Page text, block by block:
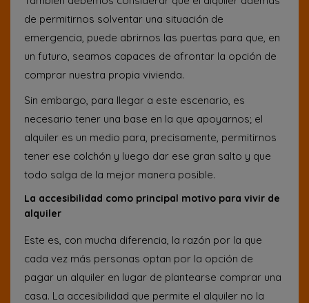
de permitirnos solventar una situación de
emergencia, puede abrirnos las puertas para que, en
un futuro, seamos capaces de afrontar la opción de
comprar nuestra propia vivienda.
Sin embargo, para llegar a este escenario, es
necesario tener una base en la que apoyarnos; el
alquiler es un medio para, precisamente, permitirnos
tener ese colchón y luego dar ese gran salto y que
todo salga de la mejor manera posible.
La accesibilidad como principal motivo para vivir de
alquiler
Este es, con mucha diferencia, la razón por la que
cada vez más personas optan por la opción de
pagar un alquiler en lugar de plantearse comprar una
casa. La accesibilidad que permite el alquiler no la